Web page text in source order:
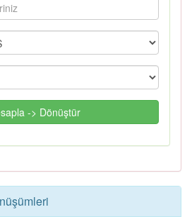
-> Dönüştür